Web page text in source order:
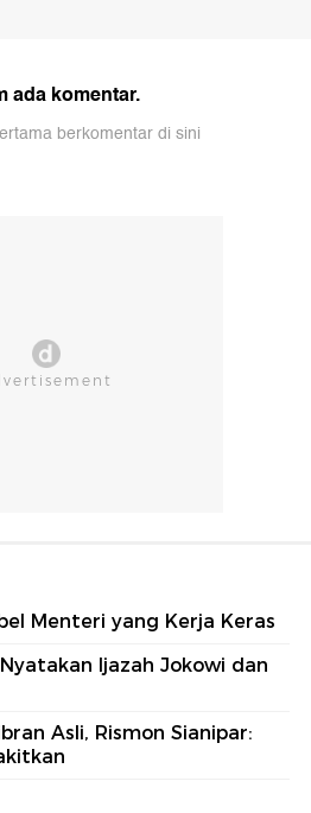
ada komentar.
berkomentar di sini
Menteri yang Kerja Keras
Ijazah Jokowi dan
Asli, Rismon Sianipar: